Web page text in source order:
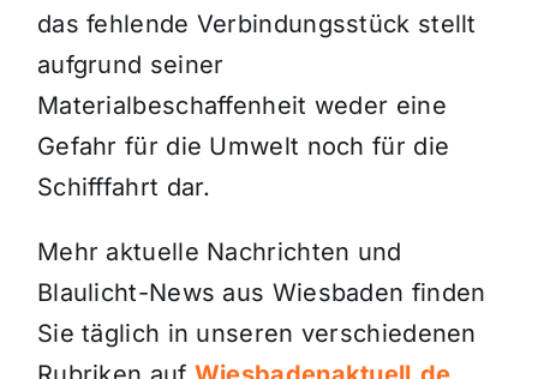
das fehlende Verbindungsstück stellt
aufgrund seiner
Materialbeschaffenheit weder eine
Gefahr für die Umwelt noch für die
Schifffahrt dar.
Mehr aktuelle Nachrichten und
Blaulicht-News aus Wiesbaden finden
Sie täglich in unseren verschiedenen